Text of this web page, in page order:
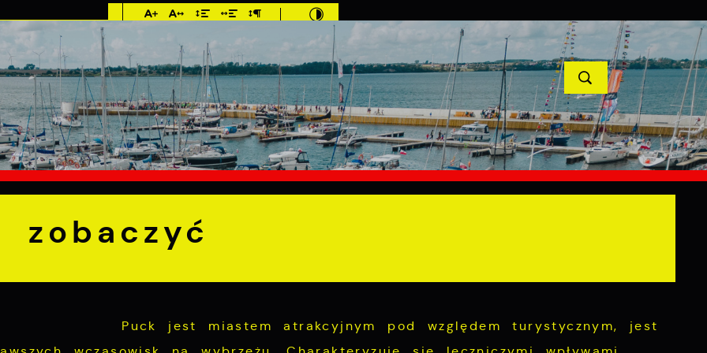
Imieniny: Sława,
Jakub, Stefan
MIESZKANIEC TURYSTYKA INWESTYCJE PROJEKTY UNIJNE KONTAKT
O mieście Warto zobaczyć
zobaczyć
Puck jest miastem atrakcyjnym pod względem turystycznym, jest